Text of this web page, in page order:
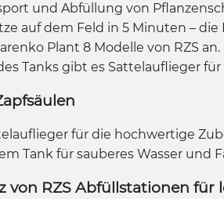
und Abfüllung von
auf dem Feld in 5 Minuten –
Plant 8 Modelle von RZS an.
Tanks gibt es Sattelauflieger für
für die hochwertige
Tank für sauberes Wasser
von RZS Abfüllstationen für